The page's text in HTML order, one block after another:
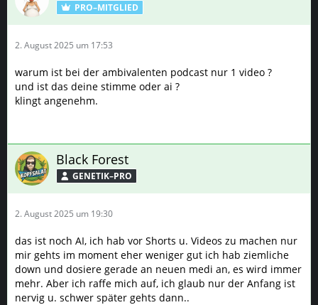
PRO–MITGLIED
2. August 2025 um 17:53
warum ist bei der ambivalenten podcast nur 1 video ?
und ist das deine stimme oder ai ?
klingt angenehm.
Black Forest
GENETIK–PRO
2. August 2025 um 19:30
das ist noch AI, ich hab vor Shorts u. Videos zu machen nur
mir gehts im moment eher weniger gut ich hab ziemliche
down und dosiere gerade an neuen medi an, es wird immer
mehr. Aber ich raffe mich auf, ich glaub nur der Anfang ist
nervig u. schwer später gehts dann..